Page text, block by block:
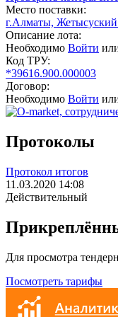
Место поставки:
г.Алматы,
Описание лота:
Необходимо Войти
Код ТРУ:
*39616.900.000003
Договор:
Необходимо Войти
Протоколы
Протокол итогов
11.03.2020 14:08
Действительный
Для просмотра
Посмотреть тарифы